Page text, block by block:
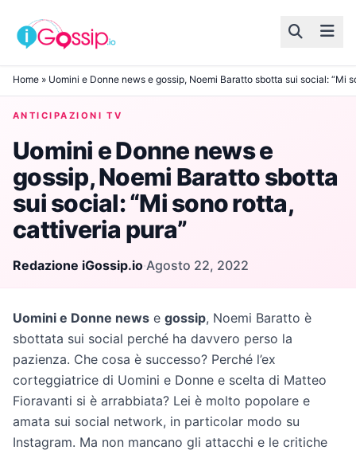
Skip to content
Home » Uomini e Donne news e gossip, Noemi Baratto sbotta sui social: “Mi
ANTICIPAZIONI TV
Uomini e Donne news e
gossip, Noemi Baratto sbotta
sui social: “Mi sono rotta,
cattiveria pura”
Redazione iGossip.io·Agosto 22, 2022
Uomini e Donne news e gossip, Noemi Baratto è
sbottata sui social perché ha davvero perso la
pazienza. Che cosa è successo? Perché l’ex
corteggiatrice di Uomini e Donne e scelta di Matteo
Fioravanti si è arrabbiata? Lei è molto popolare e
amata sui social network, in particolar modo su
Instagram. Ma non mancano gli attacchi e le critiche